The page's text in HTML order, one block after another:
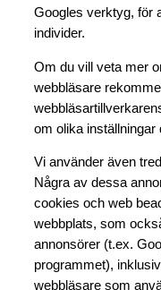
Googles verktyg, för
individer.
Om du vill veta mer
webbläsare
om olika inställningar
Vi använder även
Några av dessa
cookies och web
webbplats, som
annonsörer (t.ex.
programmet),
webbläsare som